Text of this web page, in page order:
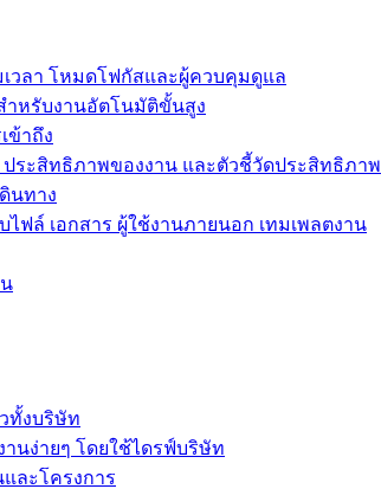
วลา โหมดโฟกัสและผู้ควบคุมดูแล
ำหรับงานอัตโนมัติขั้นสูง
ข้าถึง
ระสิทธิภาพของงาน และตัวชี้วัดประสิทธิภาพ
นทาง
ฟล์ เอกสาร ผู้ใช้งานภายนอก เทมเพลตงาน
ทั้งบริษัท
นง่ายๆ โดยใช้ไดรฟ์บริษัท
ละโครงการ